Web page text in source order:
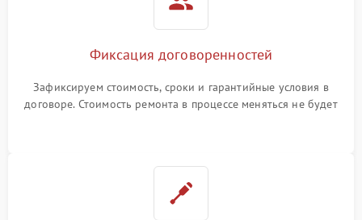
Фиксация договоренностей
Зафиксируем стоимость, сроки и гарантийные условия в
договоре. Стоимость ремонта в процессе меняться не будет